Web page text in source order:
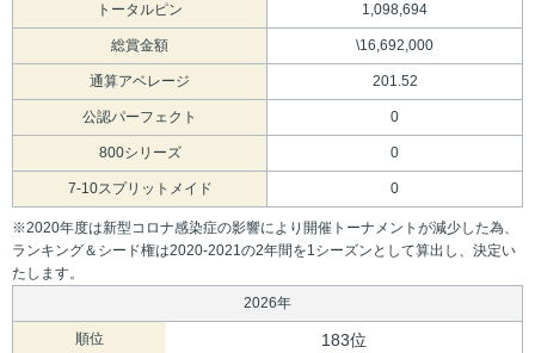
トータルピン 1,098,694
総賞金額 \16,692,000
通算アベレージ 201.52
公認パーフェクト 0
800シリーズ 0
7-10スプリットメイド 0
※2020年度は新型コロナ感染症の影響により開催トーナメントが減少した為、
ランキング＆シード権は2020-2021の2年間を1シーズンとして算出し、決定い
たします。
2026年
順位 183位